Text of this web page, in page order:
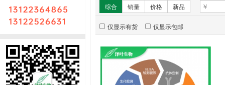
新品推荐
综合 销量 价格 新品
仅显示有货 仅显示包邮